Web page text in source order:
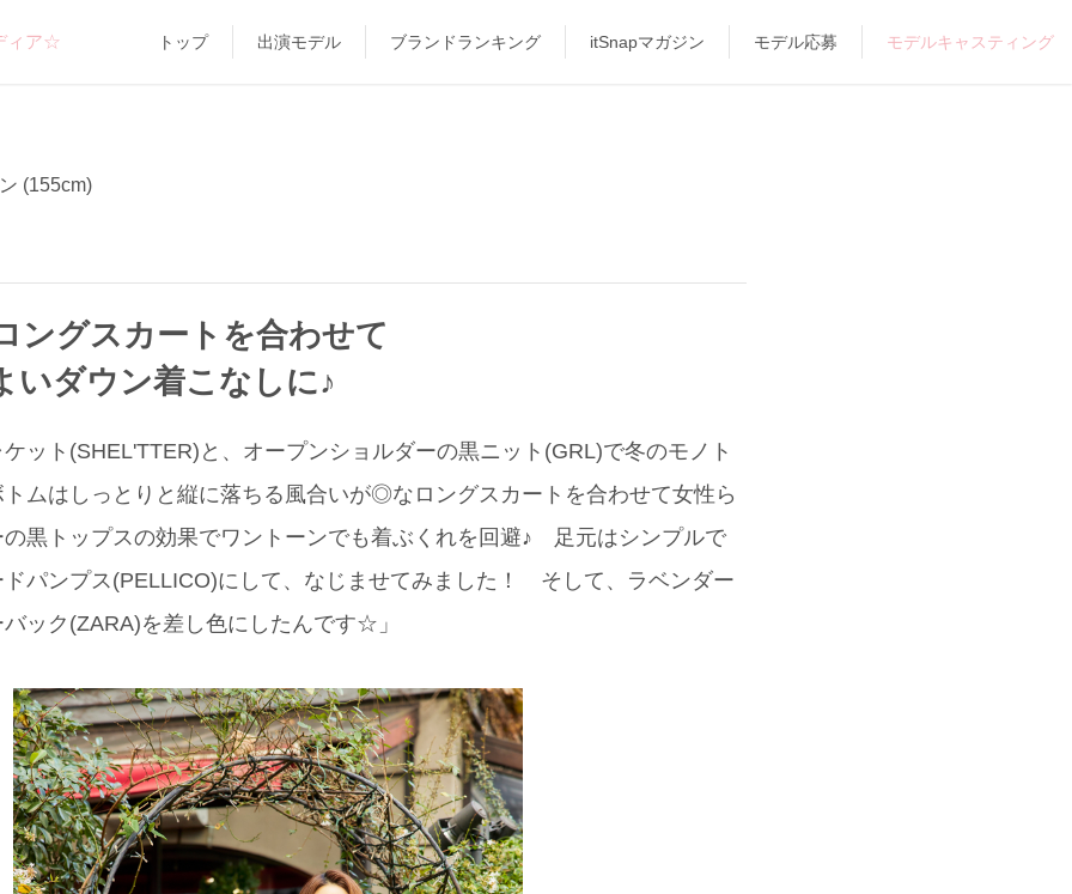
ィア☆ トップ 出演モデル ブランドランキング itSnapマガジン モデル応募 モデルキャスティング
(155cm)
ングスカートを合わせて
いダウン着こなしに♪
ット(SHEL'TTER)と、オープンショルダーの黒ニット(GRL)で冬のモノト
ムはしっとりと縦に落ちる風合いが◎なロングスカートを合わせて女性ら
黒トップスの効果でワントーンでも着ぶくれを回避♪ 足元はシンプルで
パンプス(PELLICO)にして、なじませてみました！ そして、ラベンダー
ック(ZARA)を差し色にしたんです☆」